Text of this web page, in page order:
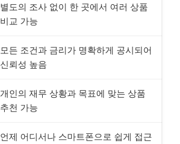
별도의 조사 없이 한 곳에서 여러 상품
비교 가능
모든 조건과 금리가 명확하게 공시되어
신뢰성 높음
개인의 재무 상황과 목표에 맞는 상품
추천 가능
언제 어디서나 스마트폰으로 쉽게 접근